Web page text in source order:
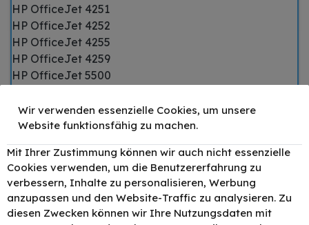
HP OfficeJet 4251
HP OfficeJet 4252
HP OfficeJet 4255
HP OfficeJet 4259
HP OfficeJet 5500
HP OfficeJet 5510
HP OfficeJet 5515
HP OfficeJet 6100
HP OfficeJet 6110
HP Photosmart
Wir verwenden essenzielle Cookies, um unsere
Website funktionsfähig zu machen.
Mit Ihrer Zustimmung können wir auch nicht essenzielle
Cookies verwenden, um die Benutzererfahrung zu
verbessern, Inhalte zu personalisieren, Werbung
anzupassen und den Website-Traffic zu analysieren. Zu
diesen Zwecken können wir Ihre Nutzungsdaten mit